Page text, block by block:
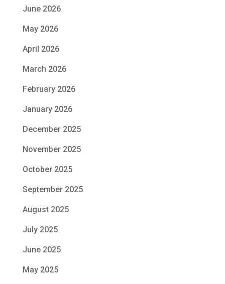
June 2026
May 2026
April 2026
March 2026
February 2026
January 2026
December 2025
November 2025
October 2025
September 2025
August 2025
July 2025
June 2025
May 2025